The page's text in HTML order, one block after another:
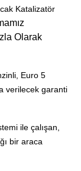
Katalizatör
Olarak
Euro 5
verilecek garanti
ile çalışan,
bir araca